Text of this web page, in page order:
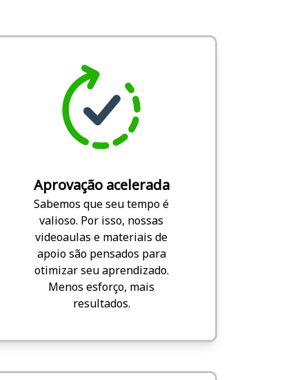
Aprovação acelerada
Sabemos que seu tempo é
valioso. Por isso, nossas
videoaulas e materiais de
apoio são pensados para
otimizar seu aprendizado.
Menos esforço, mais
resultados.